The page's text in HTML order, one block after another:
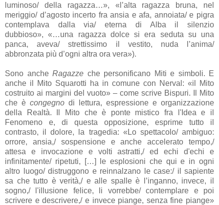
luminoso/ della ragazza…», « l’alta ragazza bruna, nel
meriggio/ d’agosto incerto fra ansia e afa, annoiata/ e pigra
contemplava dalla via/ eterna di Alba il silenzio
dubbioso», «…una ragazza dolce si era seduta su una
panca, aveva/ strettissimo il vestito, nuda l’anima/
abbronzata più d’ogni altra ora vera»).
Sono anche Ragazze che personificano Miti e simboli. E
anche il Mito Squarotti ha in comune con Nerval: «il Mito
costruito ai margini del vuoto» – come scrive Bispuri. Il Mito
che è congegno di lettura, espressione e organizzazione
della Realtà. Il Mito che è ponte mistico fra l'Idea e il
Fenomeno e, di questa opposizione, esprime tutto il
contrasto, il dolore, la tragedia: «Lo spettacolo/ ambiguo:
orrore, ansia,/ sospensione e anche accelerato tempo,/
attesa e invocazione e volti astratti,/ ed echi d'echi e
infinitamente/ ripetuti, […] le esplosioni che qui e in ogni
altro luogo/ distruggono e reinnalzano le case:/ il sapiente
sa che tutto è verità,/ e alle spalle è l’inganno, invece, il
sogno,/ l'illusione felice, li vorrebbe/ contemplare e poi
scrivere e descrivere,/ e invece piange, senza fine piange»